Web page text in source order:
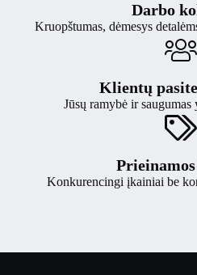
Darbo
Kruopštumas, dėmesys
Klientų
Jūsų ramybė ir saugumas
Konkurencingi įkainiai be